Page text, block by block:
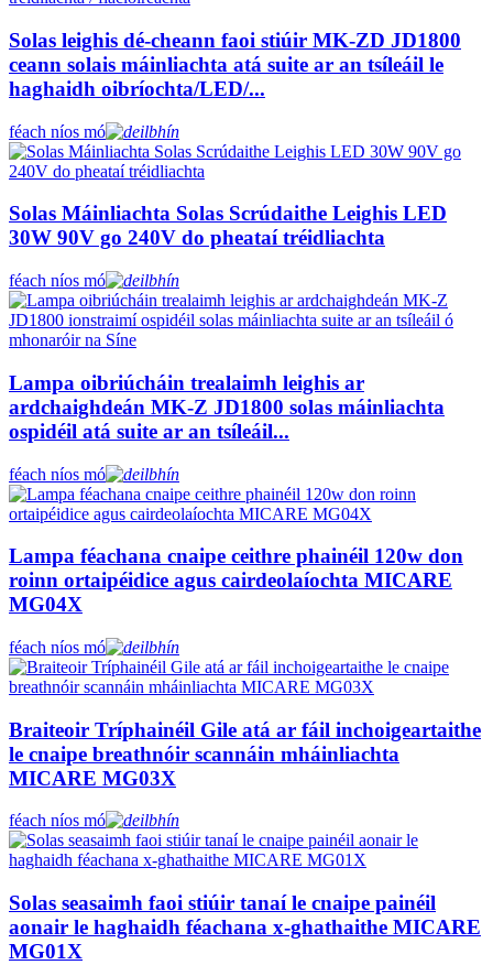
Solas leighis dé-cheann faoi stiúir MK-ZD JD1800
ceann solais máinliachta atá suite ar an tsíleáil le
haghaidh oibríochta/LED/...
féach níos mó
Solas Máinliachta Solas Scrúdaithe Leighis LED
30W 90V go 240V do pheataí tréidliachta
féach níos mó
Lampa oibriúcháin trealaimh leighis ar
ardchaighdeán MK-Z JD1800 solas máinliachta
ospidéil atá suite ar an tsíleáil...
féach níos mó
Lampa féachana cnaipe ceithre phainéil 120w don
roinn ortaipéidice agus cairdeolaíochta MICARE
MG04X
féach níos mó
Braiteoir Tríphainéil Gile atá ar fáil inchoigeartaithe
le cnaipe breathnóir scannáin mháinliachta
MICARE MG03X
féach níos mó
Solas seasaimh faoi stiúir tanaí le cnaipe painéil
aonair le haghaidh féachana x-ghathaithe MICARE
MG01X